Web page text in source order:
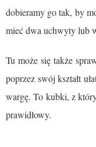
dobieramy go tak, by
mieć dwa uchwyty lub
Tu może się także
poprzez swój kształt
wargę. To kubki, z
prawidłowy.